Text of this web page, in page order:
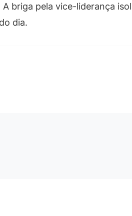
briga pela vice-liderança
dia.